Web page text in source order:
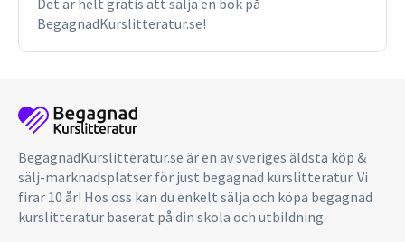
Det är helt gratis att sälja en bok på
BegagnadKurslitteratur.se!
BegagnadKurslitteratur.se är en av sveriges äldsta köp &
sälj-marknadsplatser för just begagnad kurslitteratur. Vi
firar 10 år! Hos oss kan du enkelt sälja och köpa begagnad
kurslitteratur baserat på din skola och utbildning.